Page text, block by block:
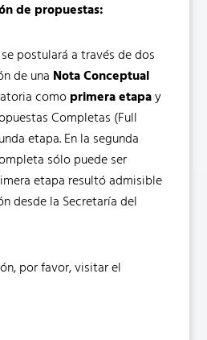
de propuestas:
postulará a través de dos
de una Nota Conceptual
comoprimera etapay
Completas (Full
etapa. En la segunda
sólo puede ser
etapa resultó admisible
desde la Secretaría del
por favor, visitar el